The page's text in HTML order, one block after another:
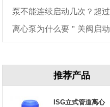
泵不能连续启动几次？超
离心泵为什么要＂关阀启
推荐产品
ISG立式管道离心